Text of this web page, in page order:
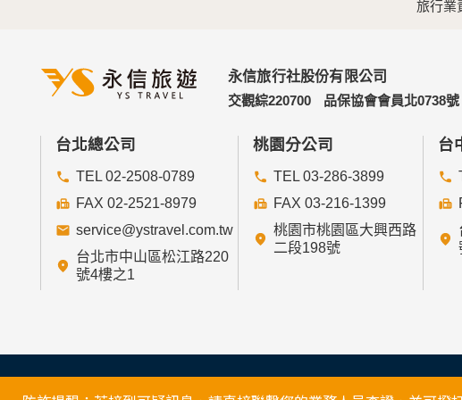
旅行業
永信旅行社股份有限公司
交觀綜220700
品保協會會員北0738號
台北總公司
TEL 02-2508-0789
FAX 02-2521-8979
service@ystravel.com.tw
台北市中山區松江路220
號4樓之1
桃園分公司
TEL 03-286-3899
FAX 03-216-1399
桃園市桃園區大興西路
二段198號
台